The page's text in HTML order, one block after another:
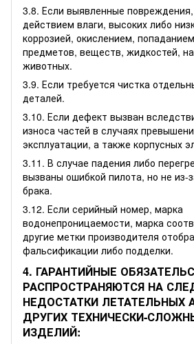
3.8. Если выявленные
действием влаги, высоких либо
коррозией, окислением,
предметов, веществ, жидкостей,
животных.
3.9. Если требуется чистка
деталей.
3.10. Если дефект вызван
износа частей в случаях
эксплуатации, а также корпусных
3.11. В случае падения либо
вызваны ошибкой пилота, но не из-
брака.
3.12. Если серийный номер, марка
водонепроницаемости, марка
другие метки производителя
фальсификации либо подделки.
4. ГАРАНТИЙНЫЕ
РАСПРОСТРАНЯЮТСЯ НА
НЕДОСТАТКИ ЛЕТАТЕЛЬНЫХ
ДРУГИХ ТЕХНИЧЕСКИ-
ИЗДЕЛИЙ: